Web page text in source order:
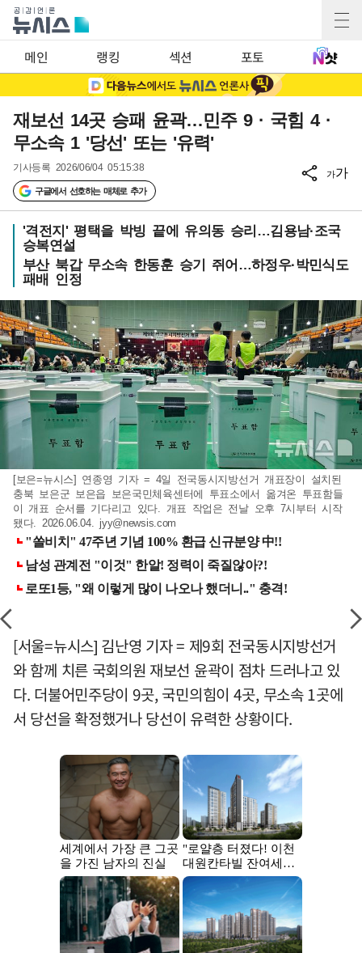
메인 랭킹 섹션 포토
재보선 14곳 승패 윤곽…민주 9 · 국힘 4 ·
무소속 1 '당선' 또는 '유력'
기사등록 2026/06/04 05:15:38
구글에서 선호하는 매체로 추가
가가
'격전지' 평택을 박빙 끝에 유의동 승리…김용남·조국
승복연설
부산 북갑 무소속 한동훈 승기 쥐어…하정우·박민식도
패배 인정
[보은=뉴시스] 연종영 기자 = 4일 전국동시지방선거 개표장이 설치된
충북 보은군 보은읍 보은국민체육센터에 투표소에서 옮겨온 투표함들
이 개표 순서를 기다리고 있다. 개표 작업은 전날 오후 7시부터 시작
됐다. 2026.06.04. jyy@newsis.com
[서울=뉴시스] 김난영 기자 = 제9회 전국동시지방선거
와 함께 치른 국회의원 재보선 윤곽이 점차 드러나고 있
다. 더불어민주당이 9곳, 국민의힘이 4곳, 무소속 1곳에
서 당선을 확정했거나 당선이 유력한 상황이다.